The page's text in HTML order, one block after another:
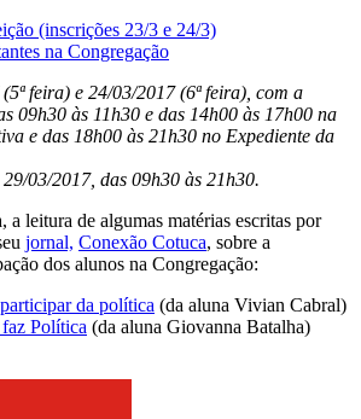
(inscrições 23/3 e 24/3)
na Congregação
feira) e 24/03/2017 (6ª feira), com a
09h30 às 11h30 e das 14h00 às 17h00 na
e das 18h00 às 21h30 no Expediente da
03/2017, das 09h30 às 21h30.
a leitura de algumas matérias escritas por
jornal, Conexão Cotuca, sobre a
dos alunos na Congregação:
da política (da aluna Vivian Cabral)
Política (da aluna Giovanna Batalha)